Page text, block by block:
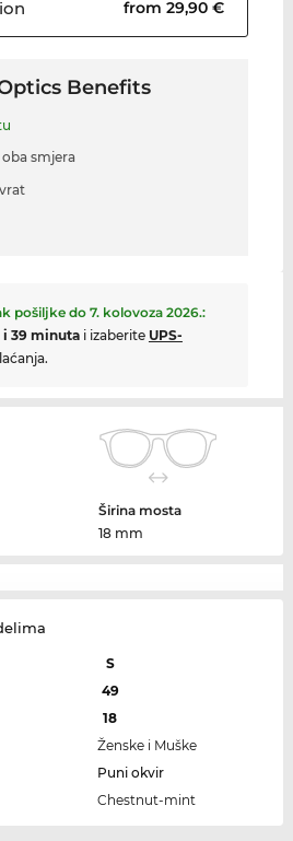
from 29,90 €
Benefits
smjera
pošiljke do 7. kolovoza 2026.:
i 39 minutai izaberite UPS-
Širina mosta
18 mm
S
49
18
Ženske i Muške
Puni okvir
Chestnut-mint